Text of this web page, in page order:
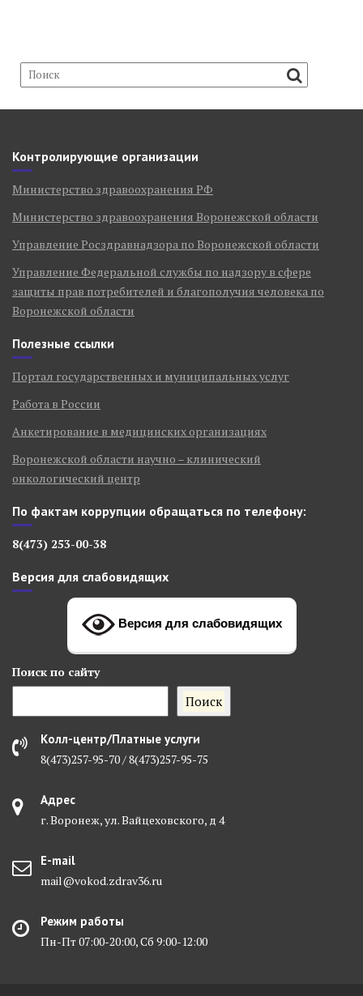
Контролирующие организации
Министерство здравоохранения РФ
Министерство здравоохранения Воронежской области
Управление Росздравнадзора по Воронежской области
Управление Федеральной службы по надзору в сфере
защиты прав потребителей и благополучия человека по
Воронежской области
Полезные ссылки
Портал государственных и муниципальных услуг
Работа в России
Анкетирование в медицинских организациях
Воронежской области научно – клинический
онкологический центр
По фактам коррупции обращаться по телефону:
8(473) 253-00-38
Версия для слабовидящих
Версия для слабовидящих
Поиск по сайту
Поиск
Колл-центр/Платные услуги
8(473)257-95-70 / 8(473)257-95-75
Адрес
г. Воронеж, ул. Вайцеховского, д 4
E-mail
mail@vokod.zdrav36.ru
Режим работы
Пн-Пт 07:00-20:00, Сб 9:00-12:00